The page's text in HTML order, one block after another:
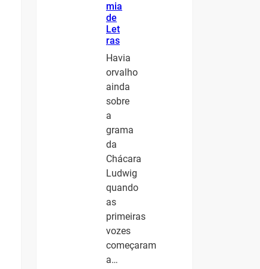
mia
de
Let
ras
Havia
orvalho
ainda
sobre
a
grama
da
Chácara
Ludwig
quando
as
primeiras
vozes
começaram
a…